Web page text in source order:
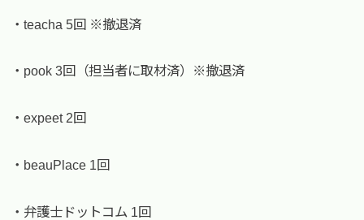
・teacha 5回 ※撤退済
・pook 3回（担当者に取材済）※撤退済
・expeet 2回
・beauPlace 1回
・弁護士ドットコム 1回